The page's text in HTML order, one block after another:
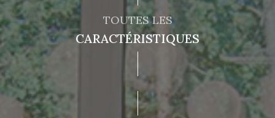
TOUTES LES
CARACTÉRISTIQUES